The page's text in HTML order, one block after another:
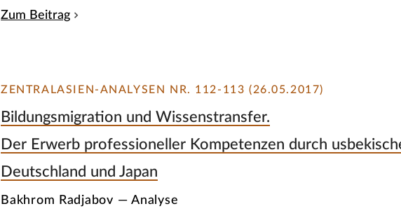
Zum Beitrag
ZENTRALASIEN-ANALYSEN NR. 112-113 (26.05.2017)
Bildungsmigration und Wissenstransfer.
Der Erwerb professioneller Kompetenzen durch
Deutschland und Japan
Bakhrom Radjabov — Analyse